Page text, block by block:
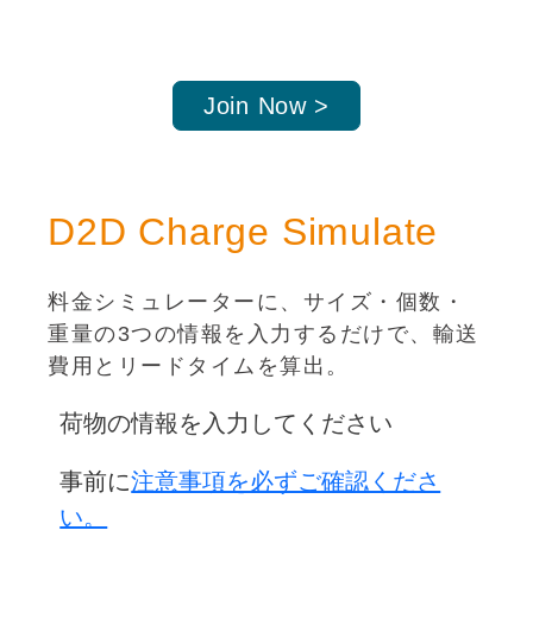
Join Now >
D2D Charge Simulate
料金シミュレーターに、サイズ・個数・
重量の3つの情報を入力するだけで、輸送
費用とリードタイムを算出。
荷物の情報を入力してください
事前に注意事項を必ずご確認くださ
い。